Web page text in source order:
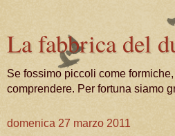
La fabbrica del
Se fossimo piccoli come
comprendere. Per fortuna siamo
domenica 27 marzo 2011